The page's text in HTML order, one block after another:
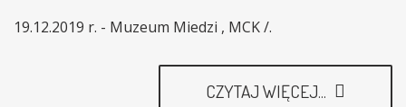
19.12.2019 r. - Muzeum Miedzi , MCK /.
CZYTAJ WIĘCEJ...